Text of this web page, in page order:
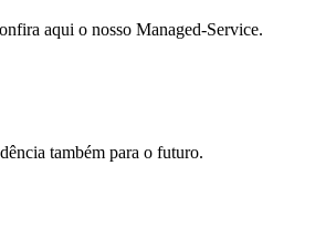
aqui o nosso Managed-Service.
também para o futuro.